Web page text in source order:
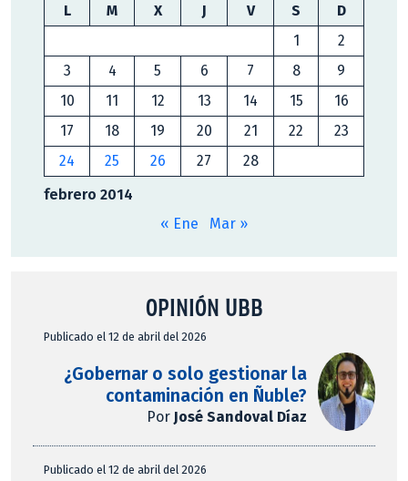
febrero 2014
L M X J V S
D
1
2
3
4 5 6 7 8
9
10
11 12 13 14 15
16
17
18 19 20 21 22
23
24
25 26 27 28
« Ene Mar »
OPINIÓN UBB
Publicado el 12 de abril del 2026
¿Gobernar o solo gestionar la
contaminación en Ñuble?
Por José Sandoval Díaz
Publicado el 12 de abril del 2026